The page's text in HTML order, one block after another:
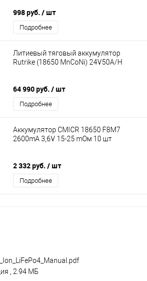
998 руб. / шт
Подробнее
Литиевый тяговый аккумулятор
Rutrike (18650 MnCoNi) 24V50A/H
64 990 руб. / шт
Подробнее
Аккумулятор CMICR 18650 F8M7
2600mA 3,6V 15-25 mОм 10 шт
2 332 руб. / шт
Подробнее
, 2.94 МБ